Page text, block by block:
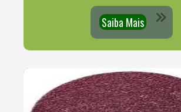
Saiba Mais